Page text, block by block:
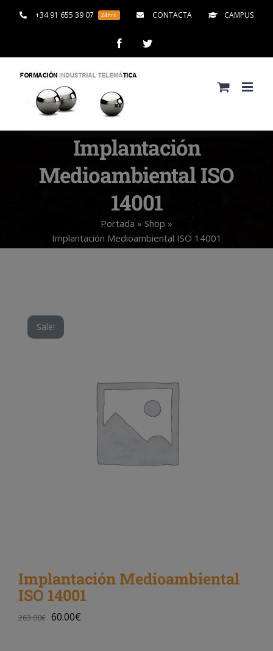
+34 91 655 39 07 24hrs CONTACTA CAMPUS
FacebookTwitter
Implantación
Medioambiental ISO
14001
Portada » Shop »
Implantación Medioambiental ISO 14001
Sale!
Implantación Medioambiental
ISO 14001
263.00€ 60.00€